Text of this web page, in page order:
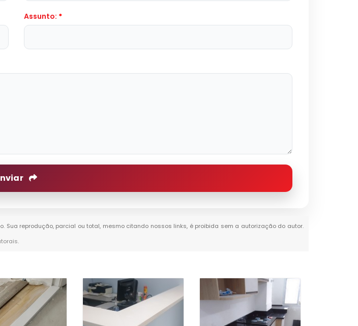
Assunto: *
Sua reprodução, parcial ou total, mesmo citando nossos links, é proibida sem a autorização do autor.
.